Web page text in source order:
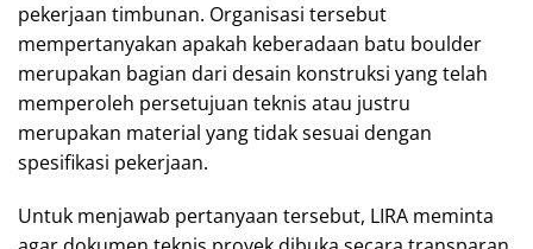
pekerjaan timbunan. Organisasi tersebut
mempertanyakan apakah keberadaan batu boulder
merupakan bagian dari desain konstruksi yang telah
memperoleh persetujuan teknis atau justru
merupakan material yang tidak sesuai dengan
spesifikasi pekerjaan.
Untuk menjawab pertanyaan tersebut, LIRA meminta